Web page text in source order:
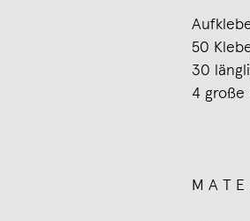
50
30
4 große
M A T